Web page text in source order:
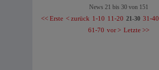
News 21 bis 30 von 151
<< Erste < zurück 1-10 11-20 21-30 31-40
61-70 vor > Letzte >>